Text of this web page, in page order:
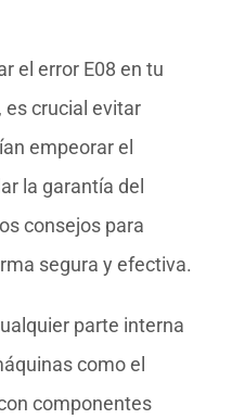
el error E08 en tu
es crucial evitar
empeorar el
la garantía del
consejos para
segura y efectiva.
parte interna
como el
componentes